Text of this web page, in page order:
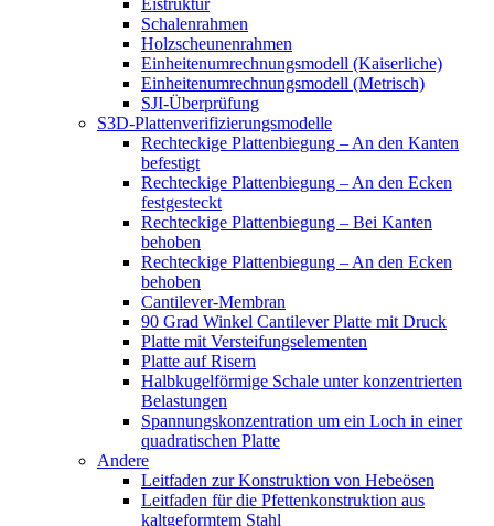
Eistruktur
Schalenrahmen
Holzscheunenrahmen
Einheitenumrechnungsmodell (Kaiserliche)
Einheitenumrechnungsmodell (Metrisch)
SJI-Überprüfung
S3D-Plattenverifizierungsmodelle
Rechteckige Plattenbiegung – An den Kanten
befestigt
Rechteckige Plattenbiegung – An den Ecken
festgesteckt
Rechteckige Plattenbiegung – Bei Kanten
behoben
Rechteckige Plattenbiegung – An den Ecken
behoben
Cantilever-Membran
90 Grad Winkel Cantilever Platte mit Druck
Platte mit Versteifungselementen
Platte auf Risern
Halbkugelförmige Schale unter konzentrierten
Belastungen
Spannungskonzentration um ein Loch in einer
quadratischen Platte
Andere
Leitfaden zur Konstruktion von Hebeösen
Leitfaden für die Pfettenkonstruktion aus
kaltgeformtem Stahl